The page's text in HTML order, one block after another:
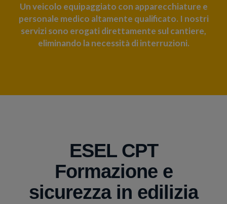
Un veicolo equipaggiato con apparecchiature e
personale medico altamente qualificato. I nostri
servizi sono erogati direttamente sul cantiere,
eliminando la necessità di interruzioni.
ESEL CPT
Formazione e
sicurezza in edilizia